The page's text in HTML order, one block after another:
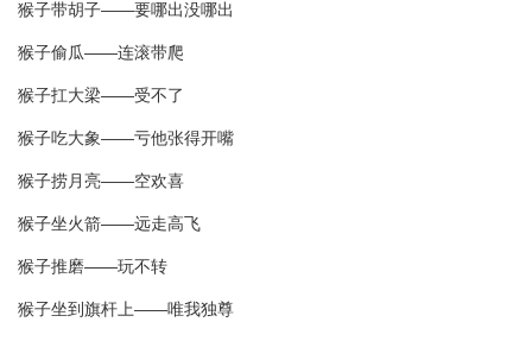
猴子带胡子――要哪出没哪出
猴子偷瓜――连滚带爬
猴子扛大梁――受不了
猴子吃大象――亏他张得开嘴
猴子捞月亮――空欢喜
猴子坐火箭――远走高飞
猴子推磨――玩不转
猴子坐到旗杆上――唯我独尊